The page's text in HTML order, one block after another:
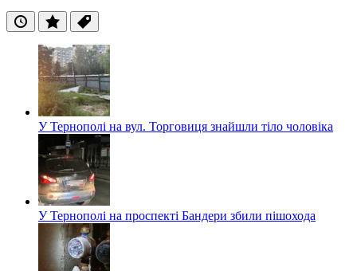
ОстанніПопулярні
Теги
У Тернополі на вул. Торговиця знайшли тіло чоловіка
У Тернополі на проспекті Бандери збили пішохода